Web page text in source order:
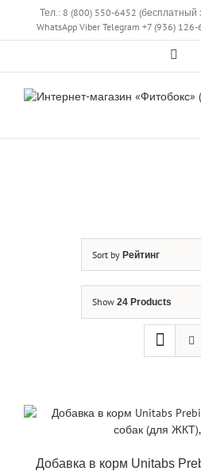
content
Тел.: 8 (800) 550-6452 (бесплатный
WhatsApp Viber Telegram +7 (936) 126-
Sort by Рейтинг
Show 24 Products
Добавка в корм Unitabs